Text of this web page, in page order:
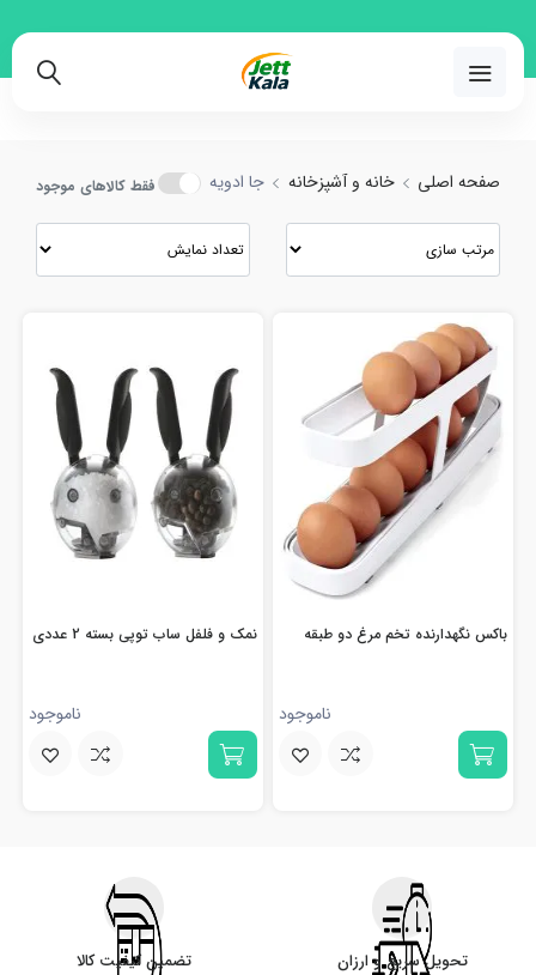
خرید و مقایسه انواع جا ادویه با بهترین قیمت
صفحه اصلی خانه و آشپزخانه جا ادویه فقط کالاهای موجود
باکس نگهدارنده تخم مرغ دو طبقه
ناموجود
نمک و فلفل ساب توپی بسته 2 عددی
ناموجود
تحویل سریع و ارزان تضمین کیفیت کالا